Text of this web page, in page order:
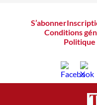
S’abonner
Conditions